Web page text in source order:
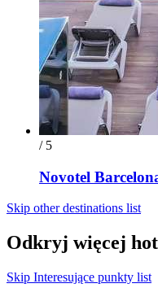
/ 5
Novotel
Skip other destinations list
Odkryj więcej
Skip Interesujące punkty list